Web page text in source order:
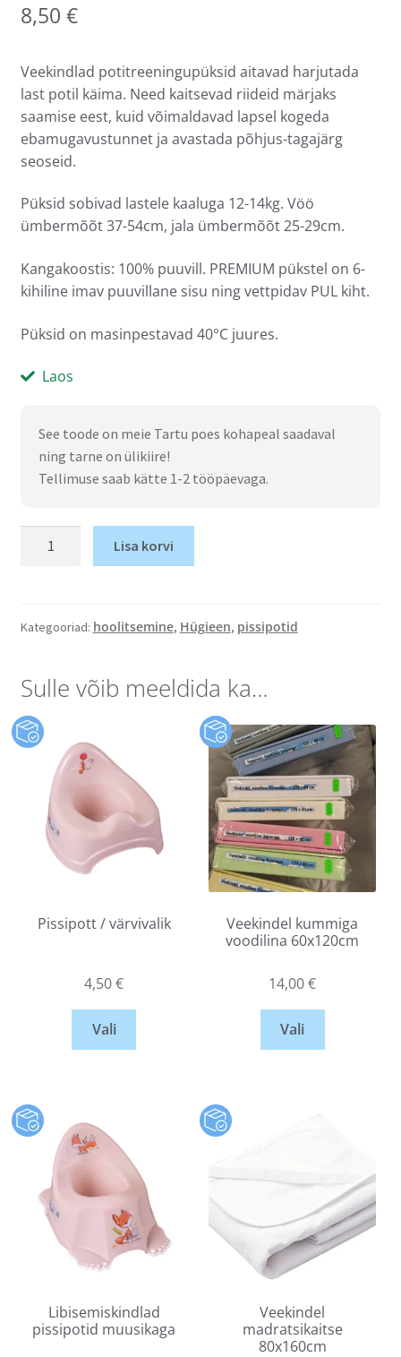
8,50 €
Veekindlad potitreeningupüksid aitavad harjutada
last potil käima. Need kaitsevad riideid märjaks
saamise eest, kuid võimaldavad lapsel kogeda
ebamugavustunnet ja avastada põhjus-tagajärg
seoseid.
Püksid sobivad lastele kaaluga 12-14kg. Vöö
ümbermõõt 37-54cm, jala ümbermõõt 25-29cm.
Kangakoostis: 100% puuvill. PREMIUM pükstel on 6-
kihiline imav puuvillane sisu ning vettpidav PUL kiht.
Püksid on masinpestavad 40°C juures.
Laos
See toode on meie Tartu poes kohapeal saadaval
ning tarne on ülikiire!
Tellimuse saab kätte 1-2 tööpäevaga.
Lisa korvi
Kategooriad: hoolitsemine, Hügieen, pissipotid
Sulle võib meeldida ka…
Pissipott / värvivalik
4,50€
Vali
Veekindel kummiga
voodilina 60x120cm
14,00€
Vali
Libisemiskindlad
pissipotid muusikaga
Veekindel
madratsikaitse
80x160cm